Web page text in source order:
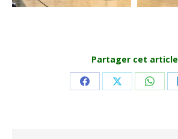
Partager cet article
Share Share Share